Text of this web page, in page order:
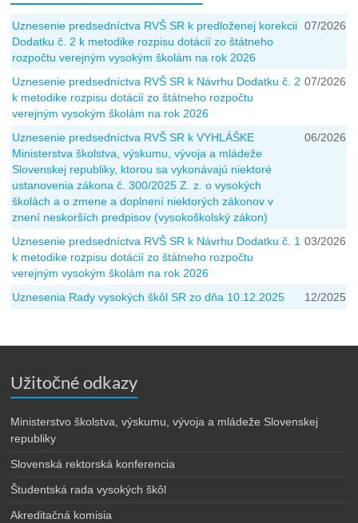
Uznesenie predsedníctva RVŠ SR k predloženej korekcii
Dodatku č. 2 k metodike rozpisu dotácií zo štátneho
rozpočtu verejným vysokým školám na rok 2026
07/2026
Uznesenie predsedníctva RVŠ SR k Návrhu Dodatku č. 2
k metodike rozpisu dotácií zo štátneho rozpočtu
verejným vysokým školám na rok 2026
07/2026
Uznesenie predsedníctva RVŠ SR k VYHLÁŠKE
Ministerstva školstva, výskumu, vývoja a mládeže
Slovenskej republiky, ktorou sa vykonávajú niektoré
ustanovenia zákona č. 300/2025 Z. z. o vysokých
školách a o zmene a doplnení niektorých zákonov v
znení neskorších predpisov (vysokoškolský zákon)
06/2026
Uznesenie predsedníctva RVŠ SR k Návrhu Dodatku č. 1
k metodike rozpisu dotácií zo štátneho rozpočtu
verejným vysokým školám na rok 2026
03/2026
Uznesenia Rady vysokých škôl SR zo dňa 10.12.2025 12/2025
Užitočné odkazy
Ministerstvo školstva, výskumu, vývoja a mládeže Slovenskej
republiky
Slovenská rektorská konferencia
Študentská rada vysokých škôl
Akreditačná komisia